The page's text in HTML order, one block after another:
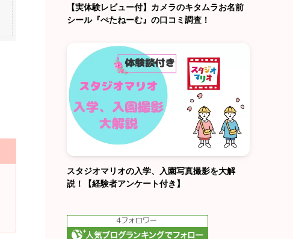
【実体験レビュー付】カメラのキタムラお名前
シール『ぺたねーむ』の口コミ調査！
スタジオマリオの入学、入園写真撮影を大解
説！【経験者アンケート付き】